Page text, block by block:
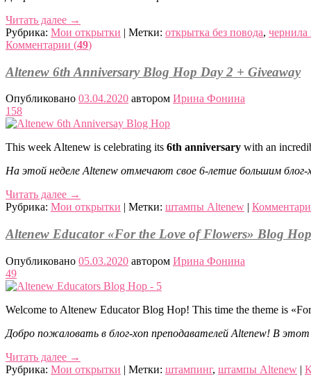
Читать далее →
Рубрика: Мои открытки | Метки: открытка без повода,
Комментарии (49)
Altenew 6th Anniversary Blog Hop Day 2 + Giveaway
Опубликовано 03.04.2020 автором Ирина Фонина
158
This week Altenew is celebrating its 6th anniversary with an
На этой неделе Altenew отмечают свое 6-летие большим блог-
Читать далее →
Рубрика: Мои открытки Метки: штампы Altenew
Altenew Educator «For the Love of Flowers» Blog
Опубликовано 05.03.2020 автором Ирина Фонина
49
Welcome to Altenew Educator Blog Hop! This time the theme is
Добро пожаловать в блог-хоп преподавателей Altenew! В
Читать далее →
Рубрика: Мои открытки | Метки: штампинг, штампы Altenew |